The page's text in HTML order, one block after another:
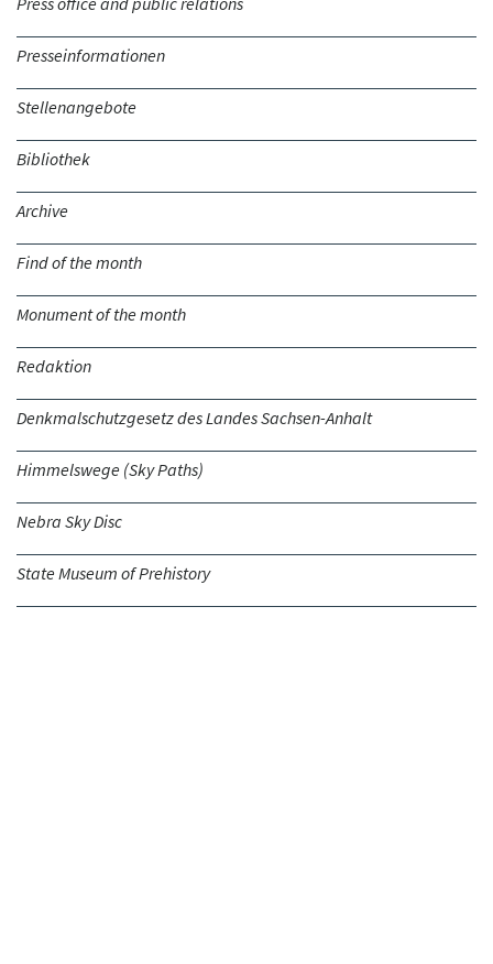
Presseinformationen
Stellenangebote
Bibliothek
Archive
Find of the month
Monument of the month
Redaktion
Denkmalschutzgesetz des Landes Sachsen-Anhalt
Himmelswege (Sky Paths)
Nebra Sky Disc
State Museum of Prehistory